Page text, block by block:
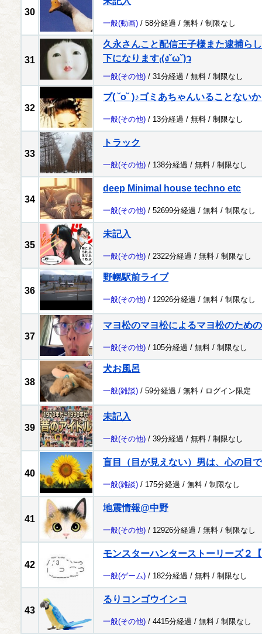
30
一般(動画) / 58分経過 / 無料 / 制限なし
31
久永さんこと配信王子様また逮捕ら
下になります₍(ง˘ω˘)ว
一般(その他) / 31分経過 / 無料 / 制限なし
32
ブ( ˘o˘ )♪ゴミあちゃんいることない
一般(その他) / 13分経過 / 無料 / 制限なし
33
トラック
一般(その他) / 138分経過 / 無料 / 制限なし
34
deep Minimal house techno etc
一般(その他) / 52699分経過 / 無料 / 制限なし
35
未記入
一般(その他) / 2322分経過 / 無料 / 制限なし
36
野幌駅前ライブ
一般(その他) / 12926分経過 / 無料 / 制限なし
37
マヨ松のマヨ松によるマヨ松のため
一般(その他) / 105分経過 / 無料 / 制限なし
38
犬お風呂
一般(雑談) / 59分経過 / 無料 / ログイン限定
39
未記入
一般(その他) / 39分経過 / 無料 / 制限なし
40
盲目（目が見えない）男は、心の目
一般(雑談) / 175分経過 / 無料 / 制限なし
41
地震情報@中野
一般(その他) / 12926分経過 / 無料 / 制限なし
42
モンスターハンターストーリーズ２
一般(ゲーム) / 182分経過 / 無料 / 制限なし
43
るりコンゴウインコ
一般(その他) / 4415分経過 / 無料 / 制限なし